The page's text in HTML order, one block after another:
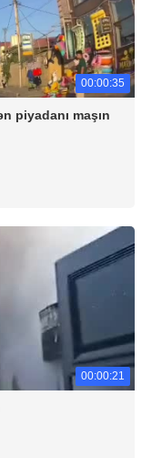
00:00:35
piyadanı maşın
00:00:21